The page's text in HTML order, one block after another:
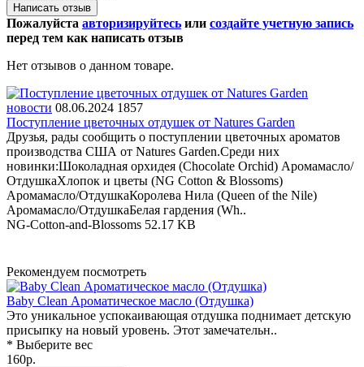
Написать отзыв
Пожалуйста авторизируйтесь или создайте учетную запись
перед тем как написать отзыв
Нет отзывов о данном товаре.
новости 08.06.2024 1857
Поступление цветочных отдушек от Natures Garden
Друзья, рады сообщить о поступлении цветочных ароматов
производства США от Natures Garden.Среди них
новинки:Шоколадная орхидея (Chocolate Orchid) Аромамасло/
ОтдушкаХлопок и цветы (NG Cotton & Blossoms)
Аромамасло/ОтдушкаКоролева Нила (Queen of the Nile)
Аромамасло/ОтдушкаБелая гардения (Wh..
NG-Cotton-and-Blossoms 52.17 KB
Рекомендуем посмотреть
Baby Clean Ароматическое масло (Отдушка)
Это уникальное успокаивающая отдушка поднимает детскую
присыпку на новый уровень. Этот замечательн..
* Выберите вес
160р.